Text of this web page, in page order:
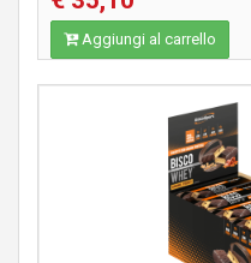
Aggiungi al carrello